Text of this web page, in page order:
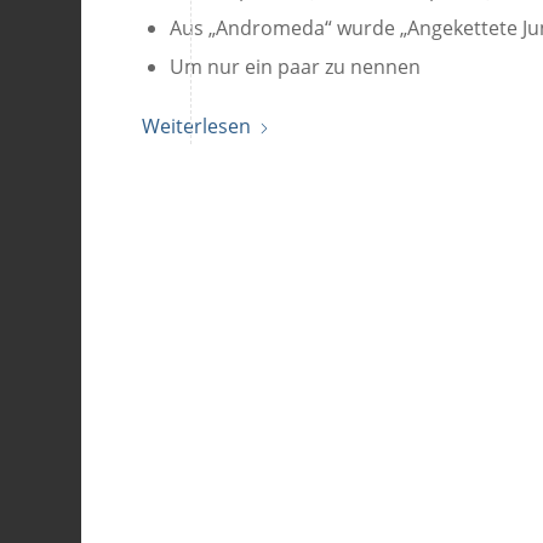
Aus „Andromeda“ wurde „Angekettete
Um nur ein paar zu nennen
Weiterlesen